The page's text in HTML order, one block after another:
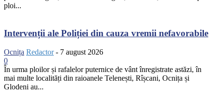
ploi...
Intervenții ale Poliției din cauza vremii nefavorabile
Ocnița Redactor - 7 august 2026
0
În urma ploilor și rafalelor puternice de vânt înregistrate astăzi, în
mai multe localități din raioanele Telenești, Rîșcani, Ocnița și
Glodeni au...